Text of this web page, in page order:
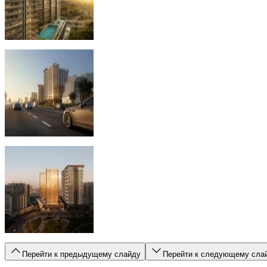
Перейти к предыдущему слайду Перейти к следующему